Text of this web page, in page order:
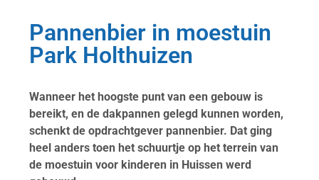
Pannenbier in moestuin
Park Holthuizen
Wanneer het hoogste punt van een gebouw is
bereikt, en de dakpannen gelegd kunnen worden,
schenkt de opdrachtgever pannenbier. Dat ging
heel anders toen het schuurtje op het terrein van
de moestuin voor kinderen in Huissen werd